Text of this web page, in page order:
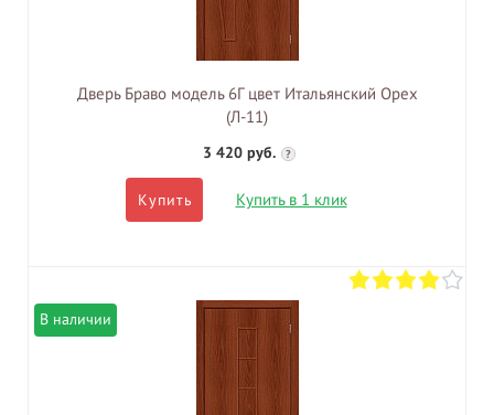
Дверь Браво модель 6Г цвет Итальянский Орех
(Л-11)
3 420 руб. ?
Купить Купить в 1 клик
В наличии